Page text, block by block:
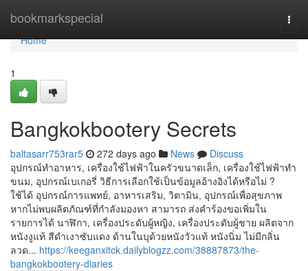
bookmarkspecial
Home
Home
1
Bangkokbootery Secrets
baltasarr753rar5 272 days ago News
Discuss
อุปกรณ์ทำอาหาร, เครื่องใช้ไฟฟ้าในครัวขนาดเล็ก, เครื่องใช้ไฟฟ้าทำ
ขนม, อุปกรณ์เบเกอรี่ วิธีการเลือกใช้เป็นข้อมูลอ้างอิงได้หรือไม่ ?
ใช้ได้ อุปกรณ์การแพทย์, อาหารเสริม, วิตามิน, อุปกรณ์เพื่อสุขภาพ
หากไม่พบผลิตภัณฑ์ที่กำลังมองหา สามารถ ส่งคำร้องขอเพิ่มใน
รายการได้ นาฬิกา, เครื่องประดับผู้หญิง, เครื่องประดับผู้ชาย ผลิตจาก
หนังงูแท้ สีดำเงาซับแดง ด้านในบุด้วยหนังวัวแท้ หนังนิ่ม ไม่มีกลิ่น
ลวด... https://keeganxitck.dailyblogzz.com/38887873/the-
bangkokbootery-diaries